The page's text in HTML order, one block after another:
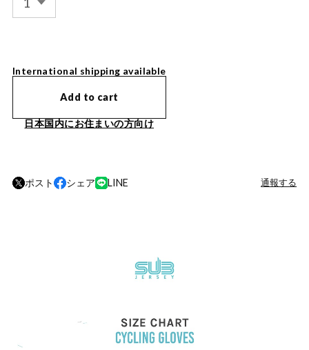
International shipping available
Add to cart
日本国内にお住まいの方向け
ポスト シェア LINE 通報する